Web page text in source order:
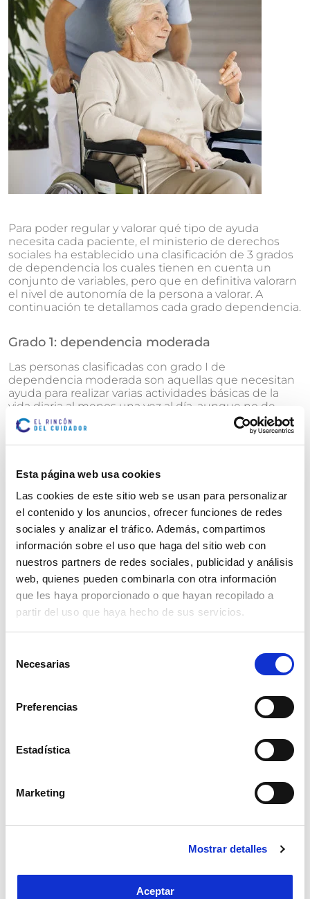
Esta página web usa cookies
Las cookies de este sitio web se usan para personalizar
el contenido y los anuncios, ofrecer funciones de redes
sociales y analizar el tráfico. Además, compartimos
información sobre el uso que haga del sitio web con
nuestros partners de redes sociales, publicidad y análisis
web, quienes pueden combinarla con otra información
que les haya proporcionado o que hayan recopilado a
partir del uso que haya hecho de sus servicios.
Necesarias
Preferencias
Estadística
Marketing
Mostrar detalles
Aceptar
Para poder regular y valorar qué tipo de ayuda
necesita cada paciente, el ministerio de derechos
sociales ha establecido una clasificación de 3 grados
de dependencia los cuales tienen en cuenta un
conjunto de variables, pero que en definitiva valorarn
el nivel de autonomía de la persona a valorar. A
continuación te detallamos cada grado dependencia.
Grado 1: dependencia moderada
Las personas clasificadas con grado I de
dependencia moderada son aquellas que necesitan
ayuda para realizar varias actividades básicas de la
vida diaria al menos una vez al día, aunque no de
manera continua. Estos individuos pueden realizar la
mayoría de las tareas cotidianas por sí mismos, pero
requieren asistencia para actividades específicas,
evaluación para determinar este grado de
movilidad, la capacidad para alimentarse y la
comunicación.
Este grado implica que la persona puede vivir de
manera relativamente independiente, pero con el
apoyo ocasional de un cuidador o familiar. Las
prestaciones asociadas a este grado pueden incluir
servicios de atención domiciliaria y ayudas técnicas
para mejorar la autonomía del beneficiario.
Elgrado II de dependencia severa
se asigna a
actividades básicas de la vida diaria dos o tres veces al
día, pero que no requieren el apoyo continuo de un
significativas en su autonomía y necesitan asistencia
regular para actividades como la higiene personal, el
aseo, la alimentación y la movilidad dentro del hogar.
independiente, su seguridad y bienestar dependen
del apoyo frecuente de un cuidador.
intensivas e incluyen servicios de cuidado personal,
centros de día donde se proporciona atención
especializada durante el día.